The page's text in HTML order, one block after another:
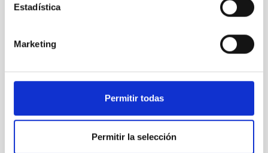
Estadística
Marketing
Permitir todas
Permitir la selección
Te puede interesar